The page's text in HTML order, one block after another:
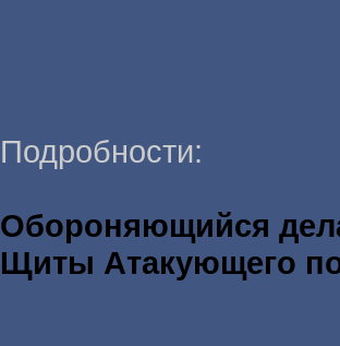
Подробности:
Обороняющийся
Щиты Атакующего